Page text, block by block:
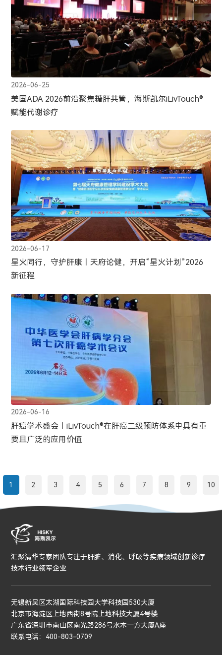
2026-06-25
美国ADA 2026前沿聚焦糖肝共管，海斯凯尔iLivTouch®
赋能代谢诊疗
2026-06-17
星火同行，守护肝康丨天府论健，开启“星火计划”2026
新征程
2026-06-16
肝癌学术盛会丨iLivTouch®在肝癌二级预防体系中具有重
要且广泛的应用价值
1 2 3 4 5 6 7 8 9 10
汇聚清华专家团队专注于肝脏、消化、呼吸等疾病领域创新诊疗
技术行业领军企业
无锡新吴区太湖国际科技园大学科技园530大厦
北京市海淀区上地西街8号院上地科技大厦4号楼
广东省深圳市南山区南光路286号水木一方大厦A座
联系电话：400-803-0709